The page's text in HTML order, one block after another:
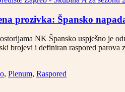
prozivka: Špansko
NK Špansko uspješno je
brojevi i definiran raspored
, Plenum, Raspored